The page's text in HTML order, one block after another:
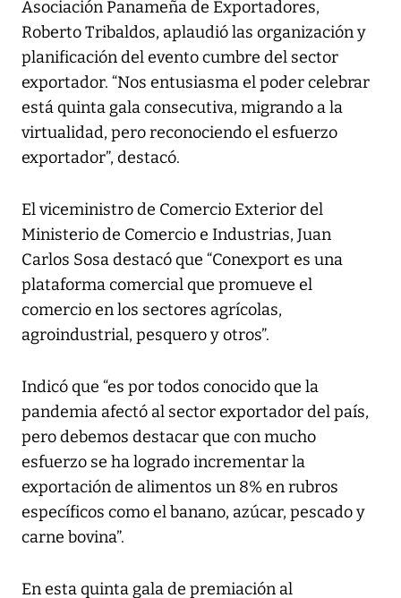
Asociación Panameña de Exportadores,
Roberto Tribaldos, aplaudió las organización y
planificación del evento cumbre del sector
exportador. “Nos entusiasma el poder celebrar
está quinta gala consecutiva, migrando a la
virtualidad, pero reconociendo el esfuerzo
exportador”, destacó.
El viceministro de Comercio Exterior del
Ministerio de Comercio e Industrias, Juan
Carlos Sosa destacó que “Conexport es una
plataforma comercial que promueve el
comercio en los sectores agrícolas,
agroindustrial, pesquero y otros”.
Indicó que “es por todos conocido que la
pandemia afectó al sector exportador del país,
pero debemos destacar que con mucho
esfuerzo se ha logrado incrementar la
exportación de alimentos un 8% en rubros
específicos como el banano, azúcar, pescado y
carne bovina”.
En esta quinta gala de premiación al